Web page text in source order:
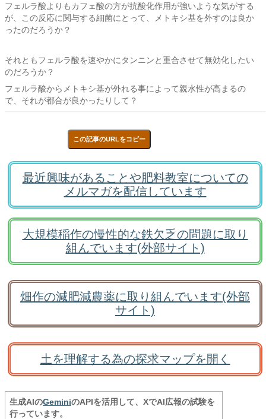
フェルラ酸よりもカフェ酸の方が抗酸化作用が強いような気がする
が、この反応に関与する細菌にとって、メトキシ基を外すのは良か
ったのだろうか？
それともフェルラ酸を速やかにタンニンと重合させて無効化したい
のだろうか？
フェルラ酸からメトキシ基が外れる事によって親水性が高まるの
で、それが都合が良かったりして？
この記事のURLをコピー
最近興味があることや肥料教室についての
メルマガを配信しています
大規模稲作の慢性的な鉄欠乏の問題に取り
組んでいます(外部サイト)
畑作の減肥減農薬に取り組んでいます(外部
サイト)
土を理解する為の探求マップを開く
生成AIのGeminiのAPIを活用して、XでAI広報の試験を
行っています。